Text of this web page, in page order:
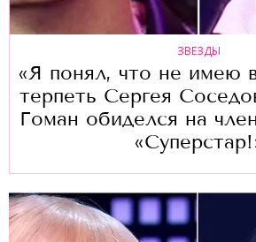
ЗВЕЗДЫ
«Я понял, что не имею
терпеть Сергея
Гоман обиделся на